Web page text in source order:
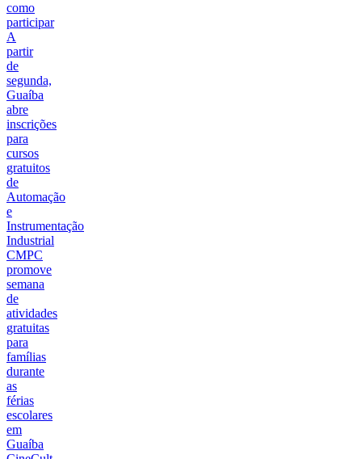
como
participar
A
partir
de
segunda,
Guaíba
abre
inscrições
para
cursos
gratuitos
de
Automação
e
Instrumentação
Industrial
CMPC
promove
semana
de
atividades
gratuitas
para
famílias
durante
as
férias
escolares
em
Guaíba